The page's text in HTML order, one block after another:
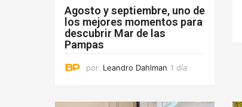
Agosto y septiembre, uno de
los mejores momentos para
descubrir Mar de las
Pampas
por Leandro Dahlman 1 día
a